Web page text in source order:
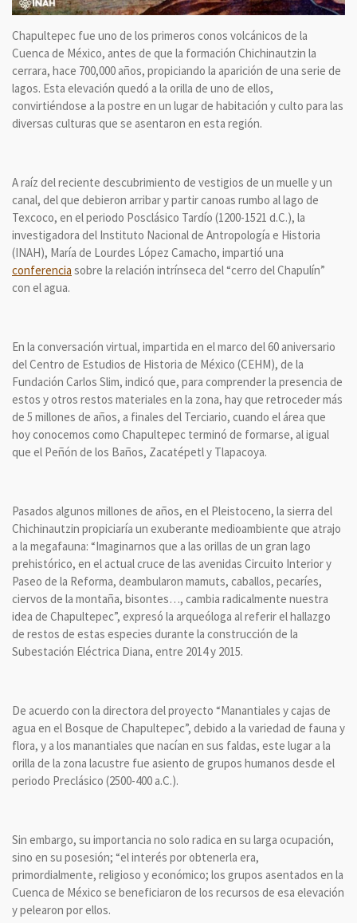
Chapultepec fue uno de los primeros conos volcánicos de la
Cuenca de México, antes de que la formación Chichinautzin la
cerrara, hace 700,000 años, propiciando la aparición de una serie de
lagos. Esta elevación quedó a la orilla de uno de ellos,
convirtiéndose a la postre en un lugar de habitación y culto para las
diversas culturas que se asentaron en esta región.
A raíz del reciente descubrimiento de vestigios de un muelle y un
canal, del que debieron arribar y partir canoas rumbo al lago de
Texcoco, en el periodo Posclásico Tardío (1200-1521 d.C.), la
investigadora del Instituto Nacional de Antropología e Historia
(INAH), María de Lourdes López Camacho, impartió una
conferencia sobre la relación intrínseca del “cerro del Chapulín”
con el agua.
En la conversación virtual, impartida en el marco del 60 aniversario
del Centro de Estudios de Historia de México (CEHM), de la
Fundación Carlos Slim, indicó que, para comprender la presencia de
estos y otros restos materiales en la zona, hay que retroceder más
de 5 millones de años, a finales del Terciario, cuando el área que
hoy conocemos como Chapultepec terminó de formarse, al igual
que el Peñón de los Baños, Zacatépetl y Tlapacoya.
Pasados algunos millones de años, en el Pleistoceno, la sierra del
Chichinautzin propiciaría un exuberante medioambiente que atrajo
a la megafauna: “Imaginarnos que a las orillas de un gran lago
prehistórico, en el actual cruce de las avenidas Circuito Interior y
Paseo de la Reforma, deambularon mamuts, caballos, pecaríes,
ciervos de la montaña, bisontes…, cambia radicalmente nuestra
idea de Chapultepec”, expresó la arqueóloga al referir el hallazgo
de restos de estas especies durante la construcción de la
Subestación Eléctrica Diana, entre 2014 y 2015.
De acuerdo con la directora del proyecto “Manantiales y cajas de
agua en el Bosque de Chapultepec”, debido a la variedad de fauna y
flora, y a los manantiales que nacían en sus faldas, este lugar a la
orilla de la zona lacustre fue asiento de grupos humanos desde el
periodo Preclásico (2500-400 a.C.).
Sin embargo, su importancia no solo radica en su larga ocupación,
sino en su posesión; “el interés por obtenerla era,
primordialmente, religioso y económico; los grupos asentados en la
Cuenca de México se beneficiaron de los recursos de esa elevación
y pelearon por ellos.